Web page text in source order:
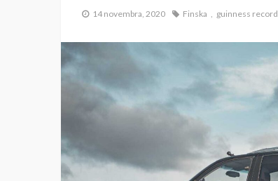
14 novembra, 2020 Finska guinness record